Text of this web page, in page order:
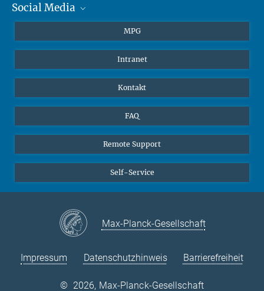
Journalisten
Social Media
Instagram
YouTube
MPG
Intranet
Kontakt
FAQ
Remote Support
Self-Service
Max-Planck-Gesellschaft
Impressum Datenschutzhinweis Barrierefreiheit
© 2026, Max-Planck-Gesellschaft